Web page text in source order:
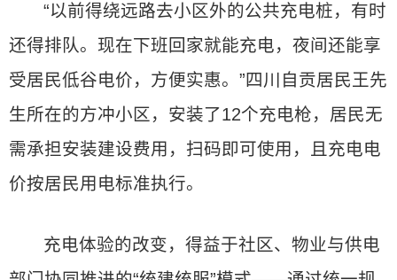
“以前得绕远路去小区外的公共充电桩，有时
还得排队。现在下班回家就能充电，夜间还能享
受居民低谷电价，方便实惠。”四川自贡居民王先
生所在的方冲小区，安装了12个充电枪，居民无
需承担安装建设费用，扫码即可使用，且充电电
价按居民用电标准执行。
充电体验的改变，得益于社区、物业与供电